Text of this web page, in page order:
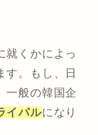
就くかによっ
す。もし、日
一般の韓国企
イバルになり